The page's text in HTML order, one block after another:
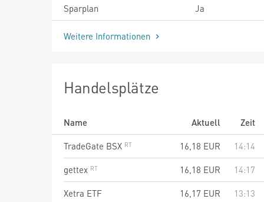
Sparplan
Ja
Weitere Informationen
Handelsplätze
Name Aktuell
Zeit
TradeGate BSX
16,18 EUR
14:14
gettex
16,18 EUR
14:17
Xetra ETF
16,17 EUR
13:13